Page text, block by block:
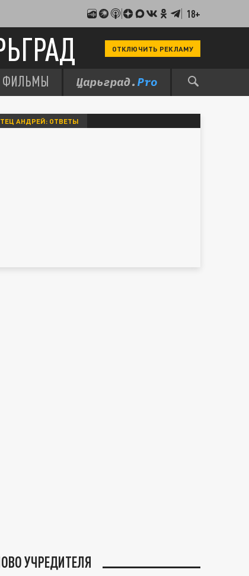
18+
ОТКЛЮЧИТЬ РЕКЛАМУ
ФИЛЬМЫ
АНДРЕЙ: ОТВЕТЫ
УЧРЕДИТЕЛЯ